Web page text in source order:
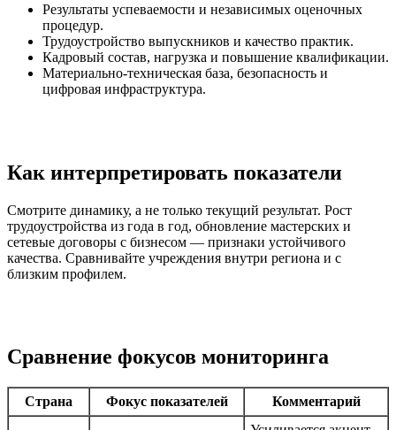
Результаты успеваемости и независимых оценочных
процедур.
Трудоустройство выпускников и качество практик.
Кадровый состав, нагрузка и повышение квалификации.
Материально-техническая база, безопасность и
цифровая инфраструктура.
Как интерпретировать показатели
Смотрите динамику, а не только текущий результат. Рост
трудоустройства из года в год, обновление мастерских и
сетевые договоры с бизнесом — признаки устойчивого
качества. Сравнивайте учреждения внутри региона и с
близким профилем.
Сравнение фокусов мониторинга
Страна Фокус показателей Комментарий